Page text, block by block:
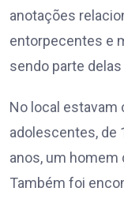
anotações
entorpecentes e
sendo parte
No local estavam
adolescentes, de
anos, um homem
Também foi